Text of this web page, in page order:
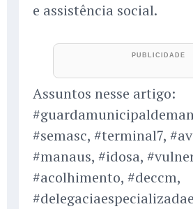
e assistência social.
Assuntos nesse artigo:
#semasc, #terminal7,
#manaus, #idosa,
#acolhimento, #deccm,